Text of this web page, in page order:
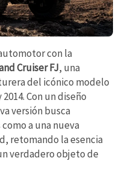
con la
Cruiser FJ, una
del icónico modelo
Con un diseño
versión busca
a una nueva
retomando la esencia
verdadero objeto de